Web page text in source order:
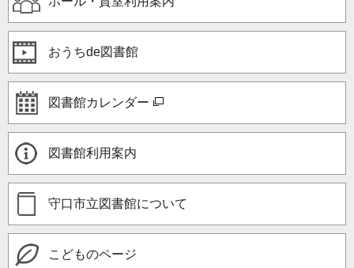
おうちde図書館
図書館カレンダー
図書館利用案内
守口市立図書館について
こどものページ